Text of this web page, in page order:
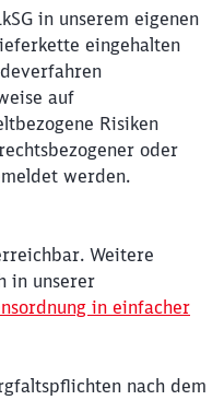
in unserem eigenen
eingehalten
auf
Risiken
oder
werden.
Weitere
in unserer
in einfacher
nach dem
Weiter